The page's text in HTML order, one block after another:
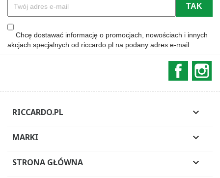
Chcę dostawać informację o promocjach, nowościach i innych
akcjach specjalnych od riccardo.pl na podany adres e-mail
RICCARDO.PL 
MARKI 
STRONA GŁÓWNA 